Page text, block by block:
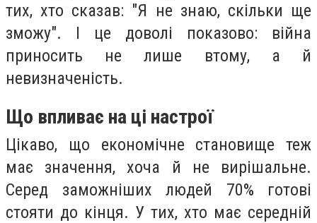
тих, хто сказав: "Я не знаю, скільки ще
зможу". І це доволі показово: війна
приносить не лише втому, а й
невизначеність.
Що впливає на ці настрої
Цікаво, що економічне становище теж
має значення, хоча й не вирішальне.
Серед заможніших людей 70% готові
стояти до кінця. У тих, хто має середній